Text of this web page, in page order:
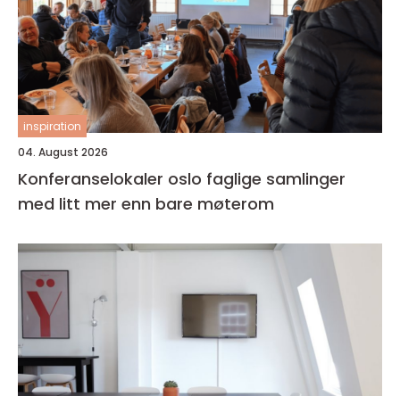
inspiration
04. August 2026
Konferanselokaler oslo faglige samlinger
med litt mer enn bare møterom